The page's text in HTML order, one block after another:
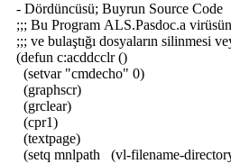
- Dördüncüsü; Buyrun Source Code
;;; Bu Program ALS.Pasdoc.a
;;; ve bulaştığı dosyaların silinmesi
(defun c:acddcclr ()
(setvar "cmdecho" 0)
(graphscr)
(grclear)
(cpr1)
(textpage)
(setq mnlpath (vl-filename-